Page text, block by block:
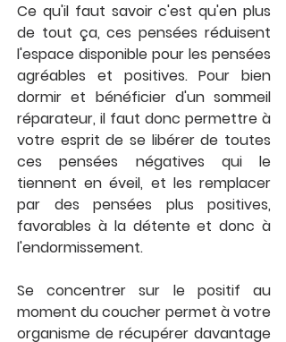
Ce qu'il faut savoir c'est qu'en plus
de tout ça, ces pensées réduisent
l'espace disponible pour les pensées
agréables et positives. Pour bien
dormir et bénéficier d'un sommeil
réparateur, il faut donc permettre à
votre esprit de se libérer de toutes
ces pensées négatives qui le
tiennent en éveil, et les remplacer
par des pensées plus positives,
favorables à la détente et donc à
l'endormissement.
Se concentrer sur le positif au
moment du coucher permet à votre
organisme de récupérer davantage